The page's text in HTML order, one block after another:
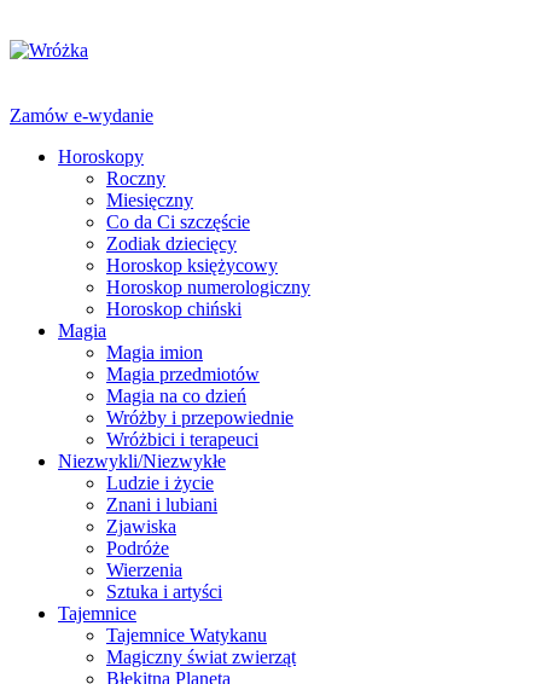
Zamów e-wydanie
Horoskopy
Roczny
Miesięczny
Co da Ci szczęście
Zodiak dziecięcy
Horoskop księżycowy
Horoskop numerologiczny
Horoskop chiński
Magia
Magia imion
Magia przedmiotów
Magia na co dzień
Wróżby i przepowiednie
Wróżbici i terapeuci
Niezwykli/Niezwykłe
Ludzie i życie
Znani i lubiani
Zjawiska
Podróże
Wierzenia
Sztuka i artyści
Tajemnice
Tajemnice Watykanu
Magiczny świat zwierząt
Błękitna Planeta